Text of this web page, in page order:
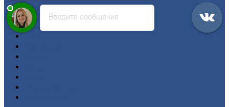
Двутавроваябалка (двутавр)
Квадрат
Круг
Введите сообщение